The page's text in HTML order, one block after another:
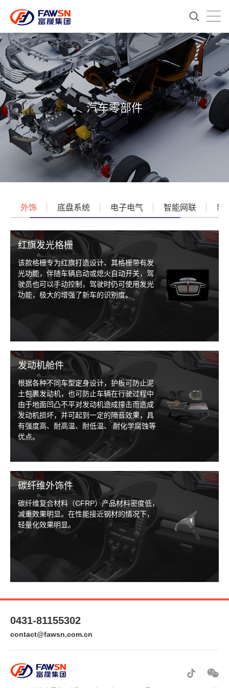
汽车零部件
外饰 底盘系统 电子电气 智能网联 新
红旗发光格栅
该款格栅专为红旗打造设计、其格栅带有发
光功能，伴随车辆启动或熄火自动开关，驾
驶员也可以手动控制，驾驶时仍可使用发光
功能，极大的增强了新车的识别度。
发动机舱件
根据各种不同车型定身设计，护板可防止泥
土包裹发动机，也可防止车辆在行驶过程中
由于地面凹凸不平对发动机造成撞击而造成
发动机损坏，并可起到一定的隔音效果，具
有强度高、耐高温、耐低温、 耐化学腐蚀等
优点。
碳纤维外饰件
碳纤维复合材料（CFRP）产品材料密度低，
减重效果明显。在性能接近钢材的情况下，
轻量化效果明显。
0431-81155302
contact@fawsn.com.cn